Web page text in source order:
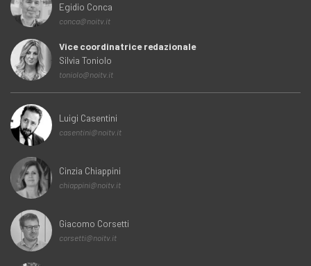
Egidio Conca
conca@noitv.it
Vice coordinatrice redazionale
Silvia Toniolo
toniolo@noitv.it
Luigi Casentini
casentini@noitv.it
Cinzia Chiappini
chiappini@noitv.it
Giacomo Corsetti
corsetti@noitv.it